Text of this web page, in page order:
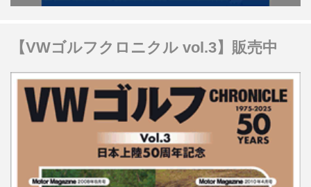
【VWゴルフクロニクル vol.3】販売中